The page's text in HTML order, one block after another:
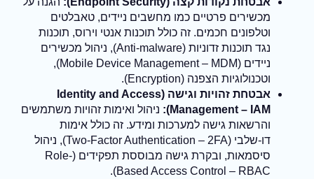
מכשירים פרטיים כמו מחשבים ניידים, טאבלטים
וטלפונים חכמים. זה כולל תוכנות אנטי וירוס, תוכנות
נגד תוכנות זדוניות (Anti-malware), ניהול מכשירים
ניידים (Mobile Device Management – MDM),
וטכנולוגיות הצפנה (Encryption).
אבטחת זהויות וגישה (Identity and Access
Management – IAM):
ניהול ואימות זהויות משתמשים
והרשאות גישה למערכות ומידע. זה כולל אימות
דו-שלבי (Two-Factor Authentication – 2FA), ניהול
סיסמאות, ובקרת גישה מבוססת תפקידים (Role-
Based Access Control – RBAC).